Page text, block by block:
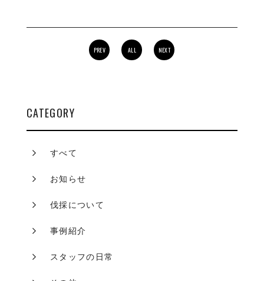
PREV ALL NEXT
CATEGORY
すべて
お知らせ
伐採について
事例紹介
スタッフの日常